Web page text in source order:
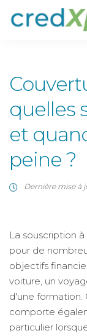
quelles
et
peine ?
Dernière mise à
La souscription
pour de
objectifs
voiture, un
d'une formation.
comporte
particulier